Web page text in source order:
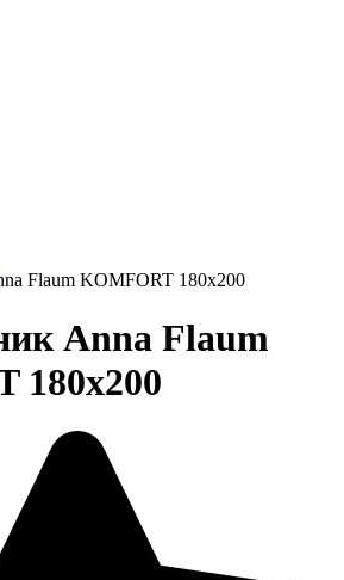
Flaum KOMFORT 180x200
Anna Flaum
180x200